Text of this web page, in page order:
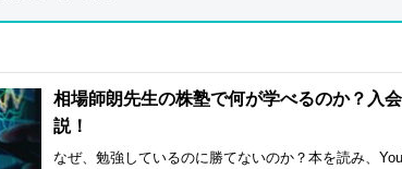
相場師朗先生の株塾で何が学べるのか？入
説！
なぜ、勉強しているのに勝てないのか？本を読み、